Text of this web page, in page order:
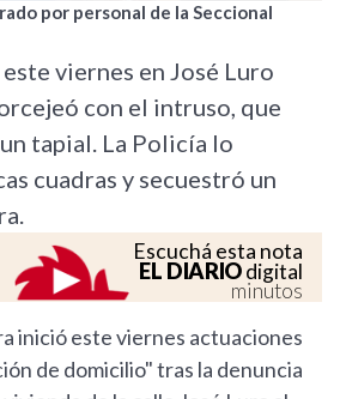
por personal de la Seccional
viernes en José Luro
con el intruso, que
tapial. La Policía lo
cuadras y secuestró un
Escuchá esta nota
EL DIARIOdigital
minutos
inició este viernes actuaciones
de domicilio" tras la denuncia